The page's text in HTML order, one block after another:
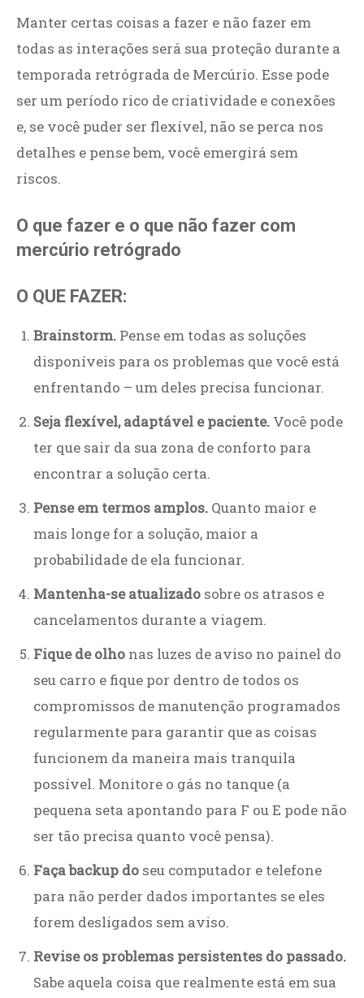
Manter certas coisas a fazer e não fazer em
todas as interações será sua proteção durante a
temporada retrógrada de Mercúrio. Esse pode
ser um período rico de criatividade e conexões
e, se você puder ser flexível, não se perca nos
detalhes e pense bem, você emergirá sem
riscos.
O que fazer e o que não fazer com
mercúrio retrógrado
O QUE FAZER:
Brainstorm. Pense em todas as soluções
disponíveis para os problemas que você está
enfrentando – um deles precisa funcionar.
Seja flexível, adaptável e paciente. Você pode
ter que sair da sua zona de conforto para
encontrar a solução certa.
Pense em termos amplos. Quanto maior e
mais longe for a solução, maior a
probabilidade de ela funcionar.
Mantenha-se atualizado sobre os atrasos e
cancelamentos durante a viagem.
Fique de olho nas luzes de aviso no painel do
seu carro e fique por dentro de todos os
compromissos de manutenção programados
regularmente para garantir que as coisas
funcionem da maneira mais tranquila
possível. Monitore o gás no tanque (a
pequena seta apontando para F ou E pode não
ser tão precisa quanto você pensa).
Faça backup do seu computador e telefone
para não perder dados importantes se eles
forem desligados sem aviso.
Revise os problemas persistentes do passado.
Sabe aquela coisa que realmente está em sua